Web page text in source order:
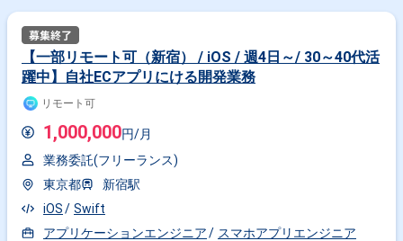
あり）を無償で利用できます
【一部リモート可（新宿） / iOS / 週4日～/ 30～40代活
躍中】自社ECアプリにける開発業務
リモート可
1,000,000円/月
業務委託(フリーランス)
東京都
新宿駅
iOS
Swift
アプリケーションエンジニア
スマホアプリエンジニア